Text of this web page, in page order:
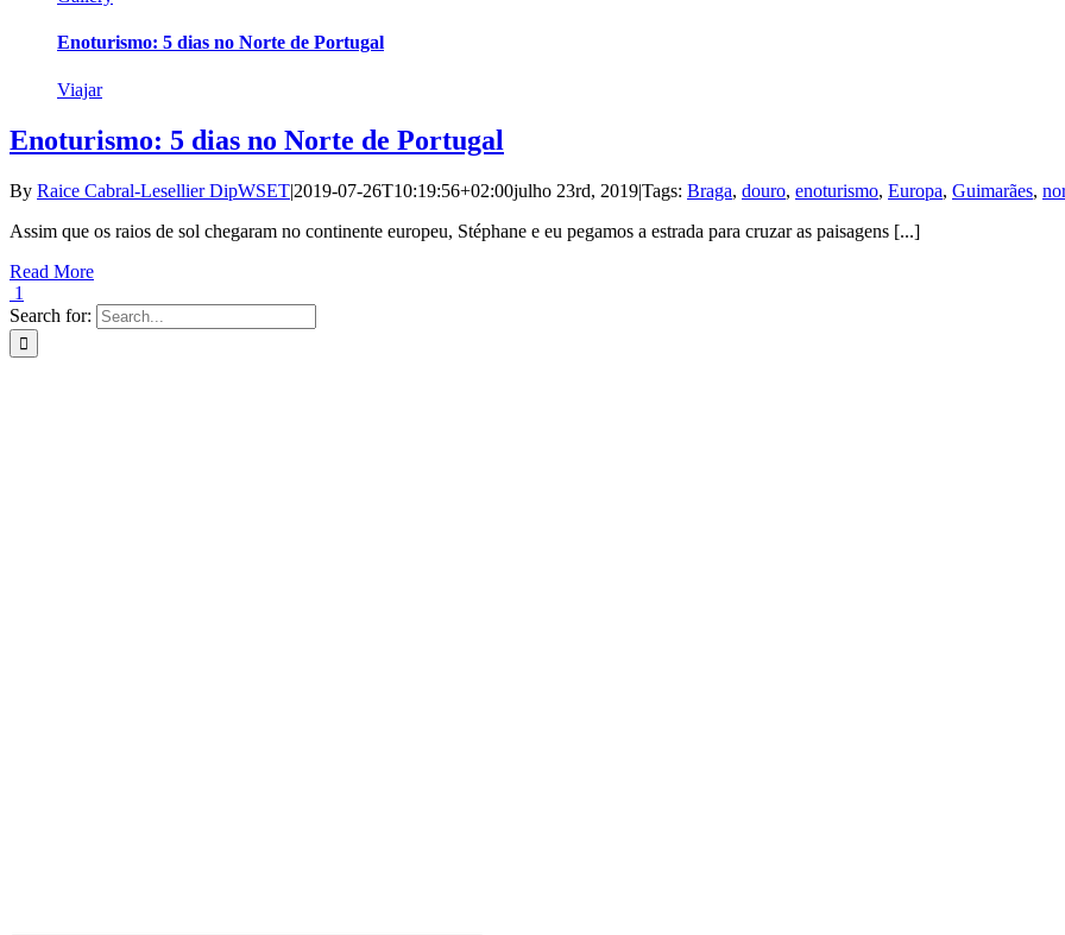
Enoturismo: 5 dias no Norte de Portugal
Viajar
Enoturismo: 5 dias no Norte de Portugal
By Raice Cabral-Lesellier DipWSET|2019-07-26T10:19:56+02:00julho 23rd, 2019|Tags: Braga, douro, enoturismo, Europa, Guimarães,
Assim que os raios de sol chegaram no continente europeu, Stéphane e eu pegamos a estrada para cruzar as paisagens [...]
Read More
1
Search for: